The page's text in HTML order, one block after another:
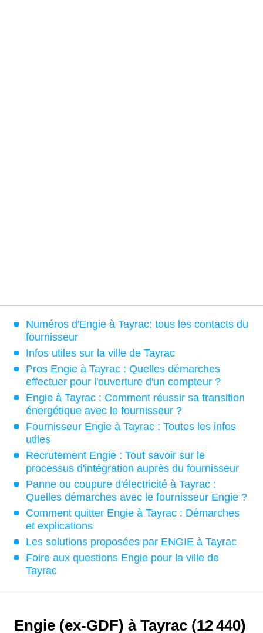
Numéros d'Engie à Tayrac: tous les contacts du
fournisseur
Infos utiles sur la ville de Tayrac
Pros Engie à Tayrac : Quelles démarches
effectuer pour l'ouverture d'un compteur ?
Engie à Tayrac : Comment réussir sa transition
énergétique avec le fournisseur ?
Fournisseur Engie à Tayrac : Toutes les infos
utiles
Recrutement Engie : Tout savoir sur le
processus d'intégration auprès du fournisseur
Panne ou coupure d'électricité à Tayrac :
Quelles démarches avec le fournisseur Engie ?
Comment quitter Engie à Tayrac : Démarches
et explications
Les solutions proposées par ENGIE à Tayrac
Foire aux questions Engie pour la ville de
Tayrac
Engie (ex-GDF) à Tayrac (12 440)